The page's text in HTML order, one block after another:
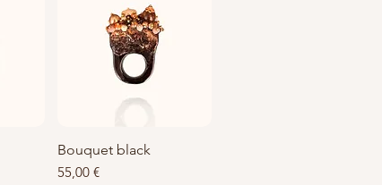
Vista rápida
Bouquet black
Precio
55,00 €